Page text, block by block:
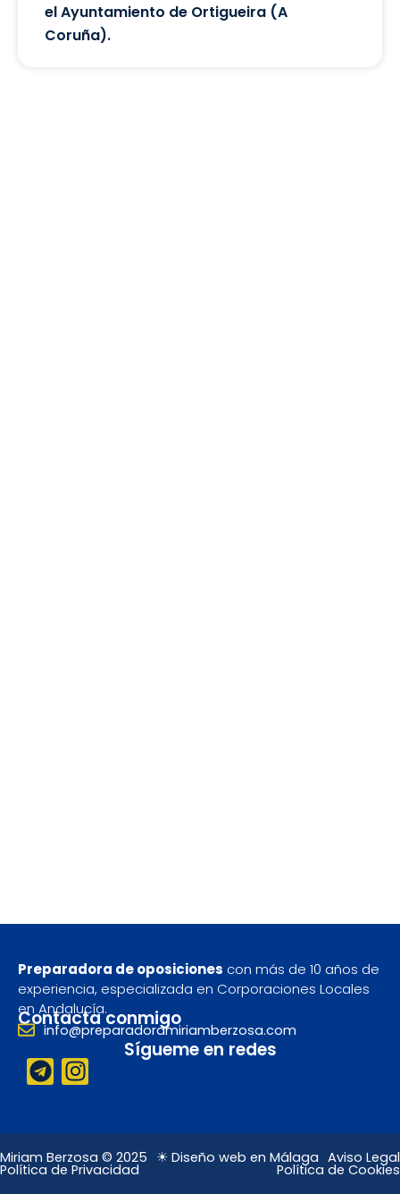
el Ayuntamiento de Ortigueira (A
Coruña).
Preparadora de oposiciones con más de 10 años de
experiencia, especializada en Corporaciones Locales
en Andalucía.
Contacta conmigo
info@preparadoramiriamberzosa.com
Sígueme en redes
T
e
e
g
r
I
n
t
a
g
Miriam Berzosa © 2025 ☀ Diseño web en Málaga Aviso Legal
Política de Privacidad Política de Cookies